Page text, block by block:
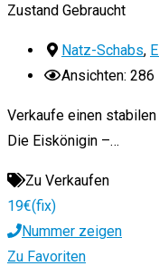
Zustand Gebraucht
Natz-Schabs,
Ansichten: 286
Verkaufe einen
Die Eiskönigin –…
Zu Verkaufen
19€(fix)
Nummer zeigen
Zu Favoriten